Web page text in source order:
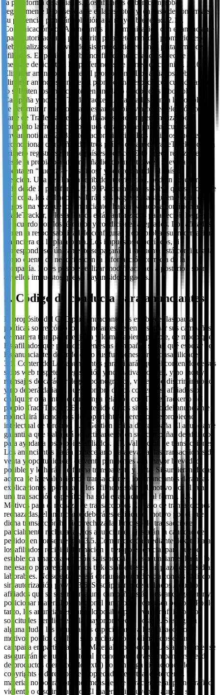
la plataforma de afiliados. Los afiliados deben comprobar
regularmente la presencia de enlaces rotos y, en caso de confirmarse
su presencia, pondrán solución a la mayor brevedad. 2.15.
Comunicación con Anunciantes La comunicación con el anunciante
(para autorizaciones por escrito para determinadas promociones)
debe realizarse a través del sistema de tickets en la plataforma de
afiliados. Es posible recibir notificaciones cuando se recibe un
mensaje de ticket en las preferencias de correo electrónico. 2.16.
Eliminar anuncios o material promocional Los afiliados deben
eliminar anuncios y material promocional específicos cuando así se
lo soliciten los anunciantes en un plazo de dos días laborables. 2.17.
Campaña y noticias TradeTracker Los afiliados tienen la posiblidad
de determinar qué noticias desean recibir (vía correo electrónico) de
parte de TradeTracker. Los afiliados pueden personalizar por
completo la frecuencia, bloques o campañas para las cuales se
envían noticias. 2.18. Internacionalización Los afiliados que deseen
promocionar campañas de otros países de la red TradeTracker deben
primero registrarse en ese país específico. Esto puede realizarse
desde la propia plataforma añadiendo un sitio web nuevo a su
cuenta en “cuenta -> mis sitios” y seleccionando el país de su
elección. Una vez hayan recibido autorización, podrán acceder al
país desde la plataforma. 2.19. Pago a afiliados Salvo que se acuerde
otra cosa, los afiliados recibirán sus pagos en la siguiente serie de
pagos una vez que los anunciantes hayan pagado la comisión a
TradeTracker, y los afiliados están autorizados para recibir los pagos
de acuerdo con los términos y condiciones aceptados. Los afiliados
tienen la responsabilidad de configurar y comprobar su información
financiera en la plataforma. Los impuestos específicos, si
correspondiese, únicamente se pagarán si la cuenta está configurada
como cuenta de negocios con la información correcta de la
compañía. No es posible realizar modificaciones a posteriori sobre
aquellos impuestos que ya hayan sido pagados.
3. Código de conducta para anunciantes
El propósito del CdC para anunciantes es establecer las pautas y
políticas sobre cómo los anunciantes deben gestionar sus campañas
de manera transparente, justa y lo más abierta posible, de modo que
los afiliados que promocionen estas campañas sepan qué esperar de
los anunciantes dejando claro sus funciones y responsabilidades.
3.1. Contenido Los anunciantes garantizarán que el contenido de sus
sitios web respete la legislación y normativas locales, y no incluya
mensajes de carácter ilegal, pornográfico, violento o discriminatorio,
y no deberá dañar el buen nombre de los comercios, afiliados o
cualquier otra entidad que tenga relación con TradeTracker o del
propio TradeTracker. El contenido de los sitios web del anunciante
no incluirá violaciones de copyrights o derechos de propiedad
intelectual de terceros. 3.2. Gestión activa de campaña El anunciante
garantiza que trabajará proactivamente en sus campañas de afiliados
para ayudar a los propios afiliados. 3.3. Validación de transacciones
Los anunciantes harán lo necesario para evaluar las transacciones de
venta y oportunidades de venta pendientes a la mayor brevedad
posible, y lo harán de forma transparente y justa. Si surgieran dudas
acerca de la evaluación de transacciones, los anunciantes darán las
explicaciones oportunas a los afiliados sobre el motivo por el cual
una transacción específica ha sido evaluada de tal forma. 3.4.
Motivos para el rechazo de transacciones En caso de transacciones
rechazadas, el anunciante deberá especificar el motivo por el que
dicha transacción ha sido rechazada. En caso de transacciones
parcialmente rechazadas, los anunciantes ajustarán la cantidad de
pedidos en consecuencia. 3.5. Comunicación mediante tickets Para
los afiliados, recibir información a tiempo es crucial para que se
establezca una colaboración satisfactoria. Los anunciantes harán lo
necesario para responder los tickets abiertos en un plazo de dos días
laborables. No se establecerá comunicación directa con los afiliados
sin autorización previa. 3.6. Suscripciones de afiliados Aquellos
afiliados que se suscriban a una campaña están buscando generar y
posicionar material promocional tan pronto como sea posible. Por lo
tanto, los anunciantes harán lo posible para evaluar afiliados con
solicitudes pendientes a la mayor brevedad posible. Si surgiera
alguna duda, los anunciantes especificarán a los afiliados los
motivos por los que han sido rechazados o eliminados de una
campaña en particular. 3.7. Material promocional Los anunciantes se
asegurarán de que el material promocional (ya sean banners, feeds
de productos o enlaces de texto) no contenga violaciones de
copyrights o derechos de propiedad intelectual de terceros. El
material no podrá contener mensajes de carácter ilegal pornográfico,
violento o discriminatorio. El material, incluyendo aunque sin